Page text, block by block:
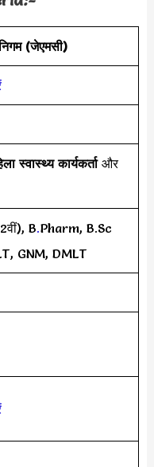
(जेएमसी)
स्वास्थ्य कार्यकर्ता और
B.Pharm, B.Sc
GNM, DMLT